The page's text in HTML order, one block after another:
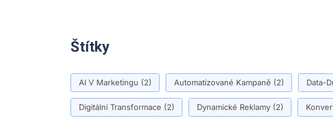
Štítky
AI V Marketingu (2) Automatizované Kampaně (2) Data-
Digitální Transformace (2) Dynamické Reklamy(2)